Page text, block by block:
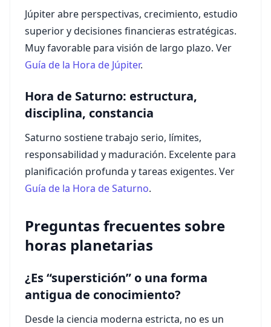
Júpiter abre perspectivas, crecimiento, estudio
superior y decisiones financieras estratégicas.
Muy favorable para visión de largo plazo. Ver
Guía de la Hora de Júpiter.
Hora de Saturno: estructura,
disciplina, constancia
Saturno sostiene trabajo serio, límites,
responsabilidad y maduración. Excelente para
planificación profunda y tareas exigentes. Ver
Guía de la Hora de Saturno.
Preguntas frecuentes sobre
horas planetarias
¿Es “superstición” o una forma
antigua de conocimiento?
Desde la ciencia moderna estricta, no es un